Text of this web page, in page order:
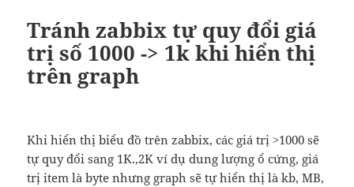
Tránh zabbix tự quy đổi giá
trị số 1000 -> 1k khi hiển thị
trên graph
Khi hiển thị biểu đồ trên zabbix, các giá trị >1000 sẽ
tự quy đổi sang 1K.,2K ví dụ dung lượng ổ cứng, giá
trị item là byte nhưng graph sẽ tự hiển thị là kb, MB,